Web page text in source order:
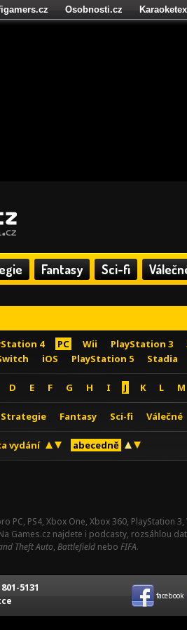
Fantasy Sci-fi
4 PC Wii PlayStation 3
iOS PlayStation 5 Stadia
D E F G H I J K L M
Strategie Fantasy Sci-fi Válečné
vydání abecedně
PC, PS4, Xbox One, Xbox 360, PlayStation
Games.cz najdete i podcasty, rozsáhlou
Theft Auto, Battlefield nebo FIFA.
Osobnosti.cz
5131
facebook